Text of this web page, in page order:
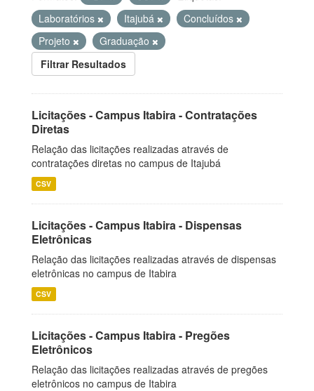
Laboratórios
Itajubá
Concluídos
Projeto
Graduação
Filtrar Resultados
Licitações - Campus Itabira - Contratações
Diretas
Relação das licitações realizadas através de
contratações diretas no campus de Itajubá
CSV
Licitações - Campus Itabira - Dispensas
Eletrônicas
Relação das licitações realizadas através de dispensas
eletrônicas no campus de Itabira
CSV
Licitações - Campus Itabira - Pregões
Eletrônicos
Relação das licitações realizadas através de pregões
eletrônicos no campus de Itabira